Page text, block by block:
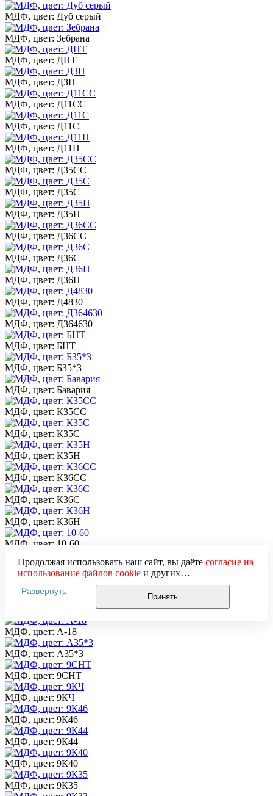
МДФ, цвет: Дуб серый
МДФ, цвет: Зебрана
МДФ, цвет: ДНТ
МДФ, цвет: ДЗП
МДФ, цвет: Д11СС
МДФ, цвет: Д11С
МДФ, цвет: Д11Н
МДФ, цвет: Д35СС
МДФ, цвет: Д35С
МДФ, цвет: Д35Н
МДФ, цвет: Д36СС
МДФ, цвет: Д36С
МДФ, цвет: Д36Н
МДФ, цвет: Д4830
МДФ, цвет: Д364630
МДФ, цвет: БНТ
МДФ, цвет: Б35*3
МДФ, цвет: Бавария
МДФ, цвет: К35СС
МДФ, цвет: К35С
МДФ, цвет: К35Н
МДФ, цвет: К36СС
МДФ, цвет: К36С
МДФ, цвет: К36Н
МДФ, цвет: 10-60
МДФ, цвет: К37Н
МДФ, цвет: ВЕНГЕ
МДФ, цвет: АНТ
МДФ, цвет: А-18
МДФ, цвет: А35*3
МДФ, цвет: 9СНТ
МДФ, цвет: 9КЧ
МДФ, цвет: 9К46
МДФ, цвет: 9К44
МДФ, цвет: 9К40
МДФ, цвет: 9К35
Продолжая использовать наш сайт, вы даёте согласие на
использование файлов cookieи других
пользовательских данных (включая IP-адрес, сведения о
местоположении, устройстве, действиях на сайте и т. п.)
для функционирования сайта, проведения
использования систем аналитики (например,
Яндекс.Метрика), в соответствии с нашей
обработки персональных данных.
Если вы не хотите, чтобы ваши данные обрабатывались,
настройте ограничения в браузере или покиньте сайт.
Развернуть
Принять